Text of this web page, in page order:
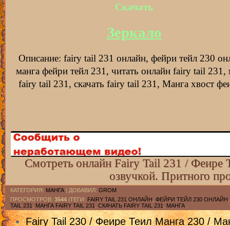
Скачать
Зеркало
Описание: fairy tail 231 онлайн, фейри тейл 230
манга фейри тейл 231, читать онлайн fairy tail 231,
fairy tail 231, скачать fairy tail 231, Манга хвост
Смотреть онлайн Fairy Tail 231 / Феире
озвучкой. Притного
КАТЕГОРИЯ: МАНГА | ДОБАВИЛ: GROM
ПРОСМОТРОВ: 3544 |ТЕГИ: FAIRY TAIL 231 ОНЛАЙН ФЕЙРИ ТЕЙЛ 230 ОНЛАЙН
TAIL 231
МАНГА FAIRY TAIL 231 СКАЧАТЬ FAIRY TAIL 231 МАНГА
Fairy Tail 230 / Феире Теил Манга 230 /